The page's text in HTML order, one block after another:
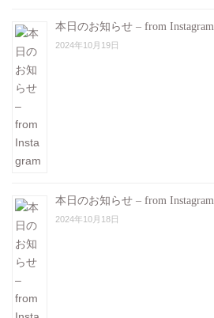
本日のお知らせ – from Instagram
2024年10月19日
本日のお知らせ – from Instagram
2024年10月18日